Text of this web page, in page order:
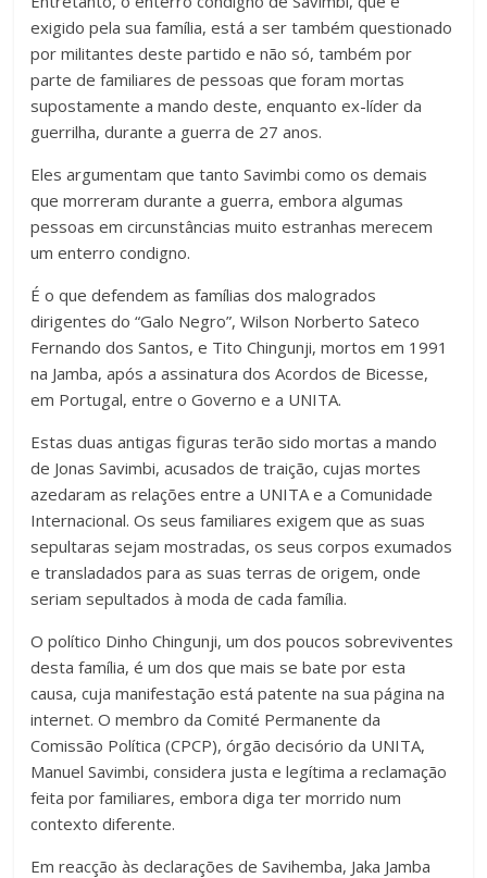
exigido pela sua família, está a ser também questionado
por militantes deste partido e não só, também por
parte de familiares de pessoas que foram mortas
supostamente a mando deste, enquanto ex-líder da
guerrilha, durante a guerra de 27 anos.
Eles argumentam que tanto Savimbi como os demais
que morreram durante a guerra, embora algumas
pessoas em circunstâncias muito estranhas merecem
um enterro condigno.
É o que defendem as famílias dos malogrados
dirigentes do “Galo Negro”, Wilson Norberto Sateco
Fernando dos Santos, e Tito Chingunji, mortos em 1991
na Jamba, após a assinatura dos Acordos de Bicesse,
em Portugal, entre o Governo e a UNITA.
Estas duas antigas figuras terão sido mortas a mando
de Jonas Savimbi, acusados de traição, cujas mortes
azedaram as relações entre a UNITA e a Comunidade
Internacional. Os seus familiares exigem que as suas
sepultaras sejam mostradas, os seus corpos exumados
e transladados para as suas terras de origem, onde
seriam sepultados à moda de cada família.
O político Dinho Chingunji, um dos poucos sobreviventes
desta família, é um dos que mais se bate por esta
causa, cuja manifestação está patente na sua página na
internet. O membro da Comité Permanente da
Comissão Política (CPCP), órgão decisório da UNITA,
Manuel Savimbi, considera justa e legítima a reclamação
feita por familiares, embora diga ter morrido num
contexto diferente.
Em reacção às declarações de Savihemba, Jaka Jamba